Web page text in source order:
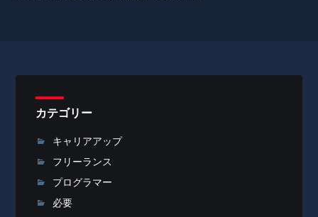
カテゴリー
キャリアアップ
フリーランス
プログラマー
必要